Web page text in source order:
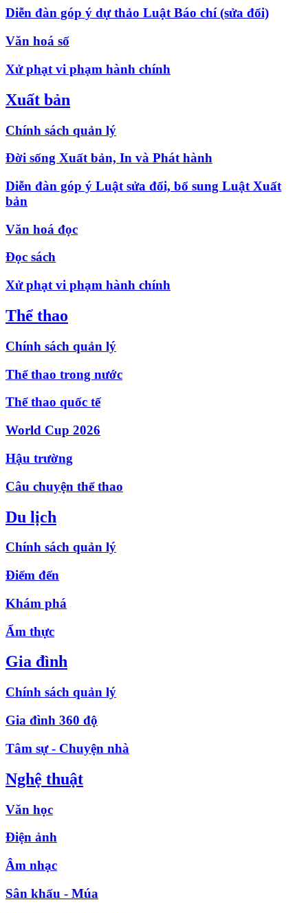
Diễn đàn góp ý dự thảo Luật Báo chí (sửa đổi)
Văn hoá số
Xử phạt vi phạm hành chính
Xuất bản
Chính sách quản lý
Đời sống Xuất bản, In và Phát hành
Diễn đàn góp ý Luật sửa đổi, bổ sung Luật Xuất
bản
Văn hoá đọc
Đọc sách
Xử phạt vi phạm hành chính
Thể thao
Chính sách quản lý
Thể thao trong nước
Thể thao quốc tế
World Cup 2026
Hậu trường
Câu chuyện thể thao
Du lịch
Chính sách quản lý
Điểm đến
Khám phá
Ẩm thực
Gia đình
Chính sách quản lý
Gia đình 360 độ
Tâm sự - Chuyện nhà
Nghệ thuật
Văn học
Điện ảnh
Âm nhạc
Sân khấu - Múa